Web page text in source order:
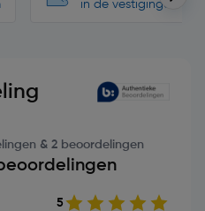
in de vestigingen
& 2 beoordelingen
5